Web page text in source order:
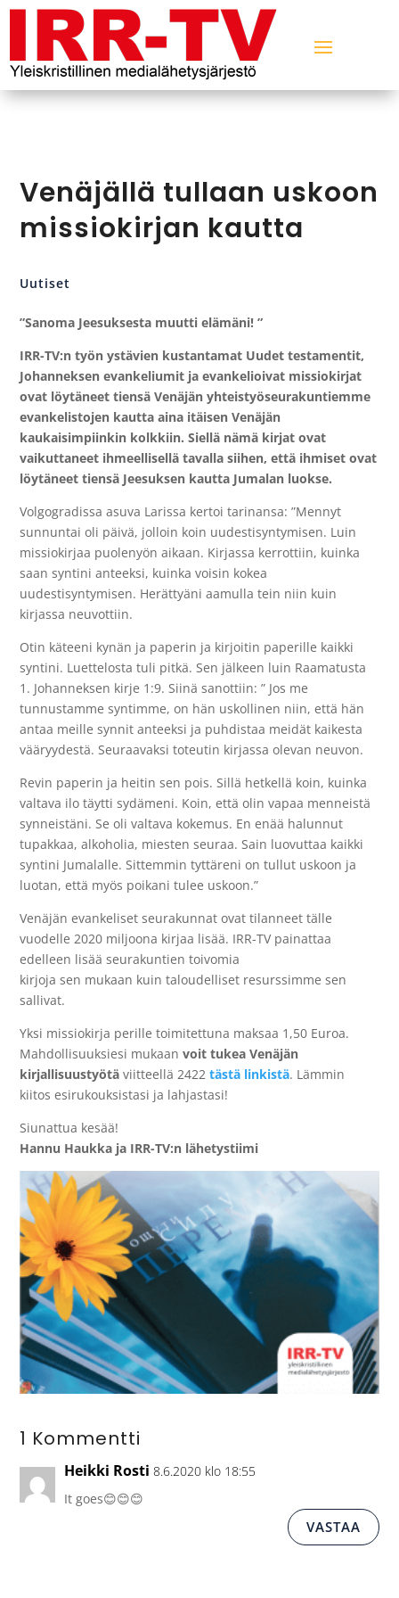
Venäjällä tullaan uskoon
missiokirjan kautta
Uutiset
”Sanoma Jeesuksesta muutti elämäni!”
IRR-TV:n työn ystävien kustantamat Uudet testamentit,
Johanneksen evankeliumit ja evankelioivat missiokirjat
ovat löytäneet tiensä Venäjän yhteistyöseurakuntiemme
evankelistojen kautta aina itäisen Venäjän
kaukaisimpiinkin kolkkiin. Siellä nämä kirjat ovat
vaikuttaneet ihmeellisellä tavalla siihen, että ihmiset ovat
löytäneet tiensä Jeesuksen kautta Jumalan luokse.
Volgogradissa asuva Larissa kertoi tarinansa: ”Mennyt
sunnuntai oli päivä, jolloin koin uudestisyntymisen. Luin
missiokirjaa puolenyön aikaan. Kirjassa kerrottiin, kuinka
saan syntini anteeksi, kuinka voisin kokea
uudestisyntymisen. Herättyäni aamulla tein niin kuin
kirjassa neuvottiin.
Otin käteeni kynän ja paperin ja kirjoitin paperille kaikki
syntini. Luettelosta tuli pitkä. Sen jälkeen luin Raamatusta
1. Johanneksen kirje 1:9. Siinä sanottiin: ” Jos me
tunnustamme syntimme, on hän uskollinen niin, että hän
antaa meille synnit anteeksi ja puhdistaa meidät kaikesta
vääryydestä. Seuraavaksi toteutin kirjassa olevan neuvon.
Revin paperin ja heitin sen pois. Sillä hetkellä koin, kuinka
valtava ilo täytti sydämeni. Koin, että olin vapaa menneistä
synneistäni. Se oli valtava kokemus. En enää halunnut
tupakkaa, alkoholia, miesten seuraa. Sain luovuttaa kaikki
syntini Jumalalle. Sittemmin tyttäreni on tullut uskoon ja
luotan, että myös poikani tulee uskoon.”
Venäjän evankeliset seurakunnat ovat tilanneet tälle
vuodelle 2020 miljoona kirjaa lisää. IRR-TV painattaa
edelleen lisää seurakuntien toivomia
kirjojasen mukaan kuin taloudelliset resurssimme sen
sallivat.
Yksi missiokirja perille toimitettuna maksaa 1,50 Euroa.
Mahdollisuuksiesi mukaanvoit tukea Venäjän
kirjallisuustyötä viitteellä 2422tästä linkistä. Lämmin
kiitos esirukouksistasi ja lahjastasi!
Siunattua kesää!
Hannu Haukka ja IRR-TV:n lähetystiimi
1 Kommentti
Heikki Rosti 8.6.2020 klo 18:55
It goes😊😊😊
VASTAA